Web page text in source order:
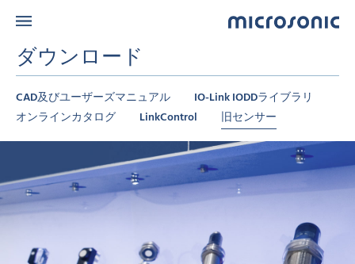
ダウンロード
CAD及びユーザーズマニュアル
IO-Link IODDライブラリ
オンラインカタログ
LinkControl 旧センサー